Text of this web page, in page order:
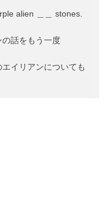
alien ＿＿ stones.
話をもう一度
イリアンについても